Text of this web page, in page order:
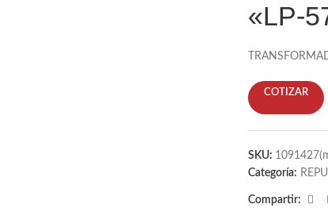
«LP-
COTIZAR
SKU:
Categoría:
Compartir: